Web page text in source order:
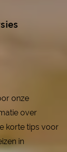
onze
over
korte tips voor
in